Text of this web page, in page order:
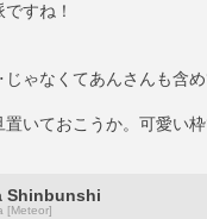
すね！
ゃなくてあんさんも含
いておこうか。可愛い
Shinbunshi
[Meteor]